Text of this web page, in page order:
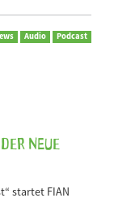
Audio Podcast
neue
startet FIAN